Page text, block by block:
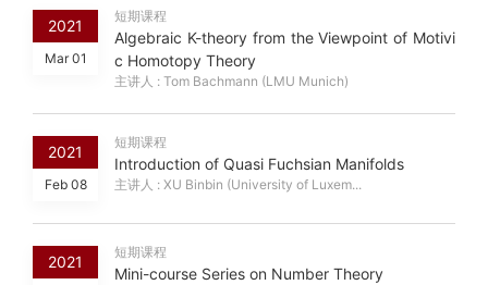
2021
Mar 01
短期课程
Algebraic K-theory from the Viewpoint of Motivi
c Homotopy Theory
主讲人 : Tom Bachmann (LMU Munich)
2021
Feb 08
短期课程
Introduction of Quasi Fuchsian Manifolds
主讲人 : XU Binbin (University of Luxem...
2021
短期课程
Mini-course Series on Number Theory